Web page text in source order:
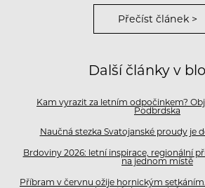
Přečíst článek >
Další články v
Kam vyrazit za letním odpočinkem?
Podbrdska
Naučná stezka Svatojanské proudy je
Brdoviny 2026: letní inspirace, regionální
na jednom místě
Příbram v červnu ožije hornickým